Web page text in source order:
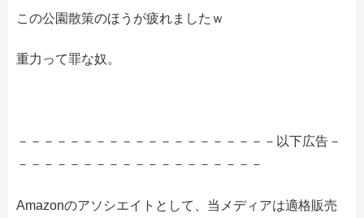
この公園散策のほうが疲れましたｗ
重力って罪な奴。
－－－－－－－－－－－－－－－－－－－－以下広告－
－－－－－－－－－－－－－－－－－－－
Amazonのアソシエイトとして、当メディアは適格販売